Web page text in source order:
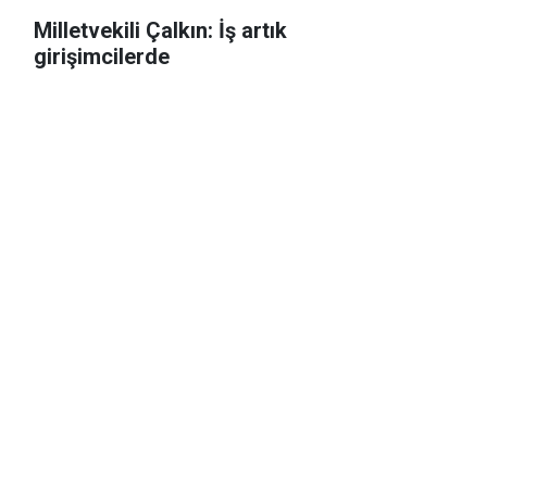
Milletvekili Çalkın: İş artık
girişimcilerde